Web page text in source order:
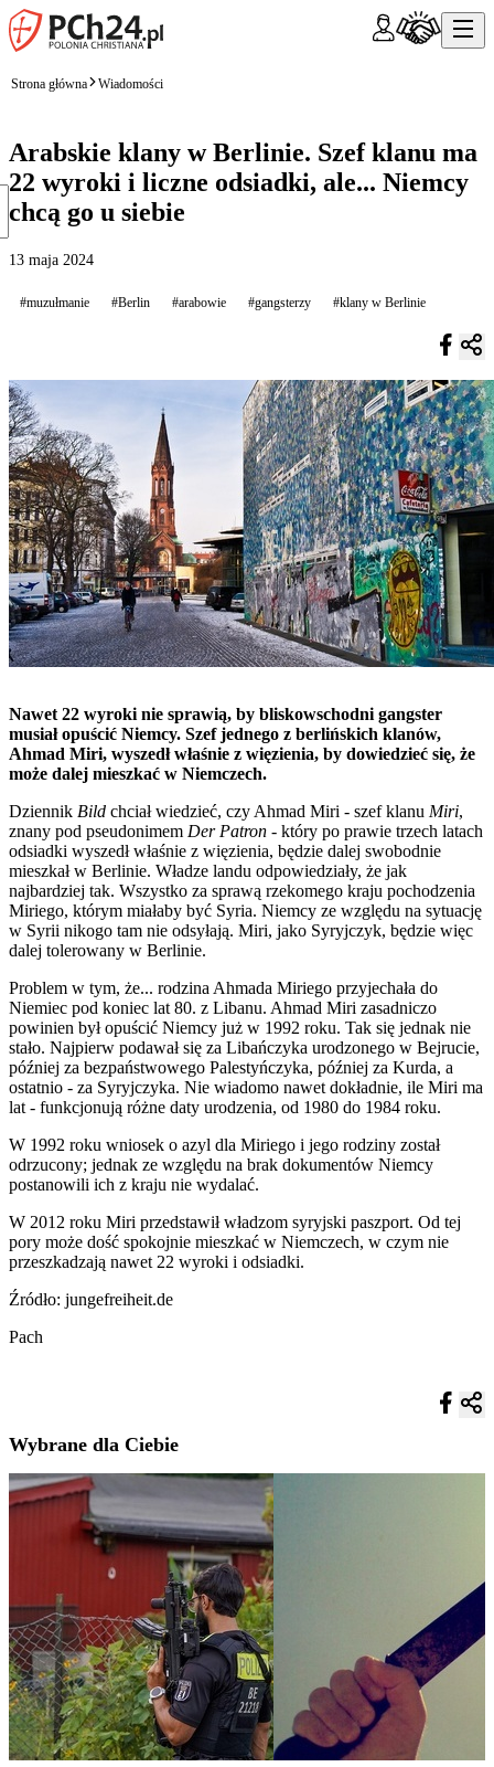
Strona główna Wiadomości
Arabskie klany w Berlinie. Szef klanu ma
22 wyroki i liczne odsiadki, ale... Niemcy
chcą go u siebie
13 maja 2024
#muzułmanie #Berlin #arabowie #gangsterzy #klany w Berlinie
Nawet 22 wyroki nie sprawią, by bliskowschodni gangster
musiał opuścić Niemcy. Szef jednego z berlińskich klanów,
Ahmad Miri, wyszedł właśnie z więzienia, by dowiedzieć się, że
może dalej mieszkać w Niemczech.
Dziennik Bild chciał wiedzieć, czy Ahmad Miri - szef klanu Miri,
znany pod pseudonimem Der Patron - który po prawie trzech latach
odsiadki wyszedł właśnie z więzienia, będzie dalej swobodnie
mieszkał w Berlinie. Władze landu odpowiedziały, że jak
najbardziej tak. Wszystko za sprawą rzekomego kraju pochodzenia
Miriego, którym miałaby być Syria. Niemcy ze względu na sytuację
w Syrii nikogo tam nie odsyłają. Miri, jako Syryjczyk, będzie więc
dalej tolerowany w Berlinie.
Problem w tym, że... rodzina Ahmada Miriego przyjechała do
Niemiec pod koniec lat 80. z Libanu. Ahmad Miri zasadniczo
powinien był opuścić Niemcy już w 1992 roku. Tak się jednak nie
stało. Najpierw podawał się za Libańczyka urodzonego w Bejrucie,
później za bezpaństwowego Palestyńczyka, później za Kurda, a
ostatnio - za Syryjczyka. Nie wiadomo nawet dokładnie, ile Miri ma
lat - funkcjonują różne daty urodzenia, od 1980 do 1984 roku.
W 1992 roku wniosek o azyl dla Miriego i jego rodziny został
odrzucony; jednak ze względu na brak dokumentów Niemcy
postanowili ich z kraju nie wydalać.
W 2012 roku Miri przedstawił władzom syryjski paszport. Od tej
pory może dość spokojnie mieszkać w Niemczech, w czym nie
przeszkadzają nawet 22 wyroki i odsiadki.
Źródło: jungefreiheit.de
Pach
Wybrane dla Ciebie